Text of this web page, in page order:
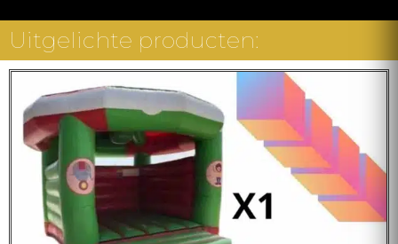
Uitgelichte producten: